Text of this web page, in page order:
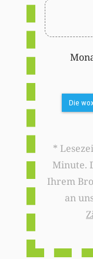
Die
*
Minute.
Ihrem
an